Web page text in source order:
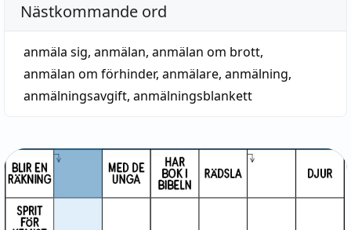
Nästkommande ord
anmäla sig, anmälan, anmälan om brott,
anmälan om förhinder, anmälare, anmälning,
anmälningsavgift, anmälningsblankett